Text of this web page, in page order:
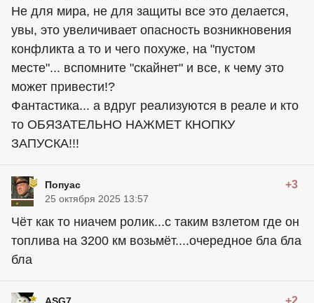
Не для мира, не для защиты все это делается,
увы, это увеличивает опасность возникновения
конфликта а то и чего похуже, на "пустом
месте"... вспомните "скайнет" и все, к чему это
может привести!?
Фантастика... а вдруг реализуются в реале и кто
то ОБЯЗАТЕЛЬНО НАЖМЕТ КНОПКУ
ЗАПУСКА!!!
Попуас +3
25 октября 2025 13:57
Чёт как то ниачем ролик...с таким взлетом где он
топлива на 3200 км возьмёт....очередное бла бла
бла
ASG7 +2